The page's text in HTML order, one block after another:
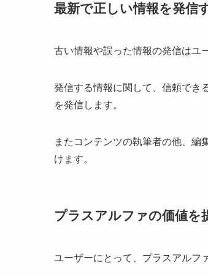
最新で正しい情報を発信
古い情報や誤った情報の発信はユ
発信する情報に関して、信頼でき
を発信します。
またコンテンツの執筆者の他、編
けます。
プラスアルファの価値を
ユーザーにとって、プラスアルフ